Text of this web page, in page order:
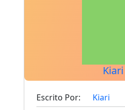
Kiari
Escrito Por: Kiari